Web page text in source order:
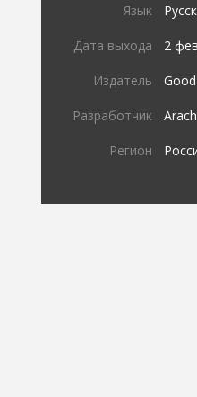
Язык
Дата выхода 2
Издатель
Разработчик
Регион